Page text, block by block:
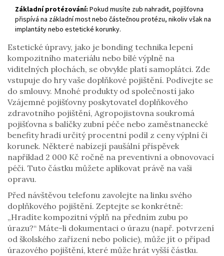
Základní protézování: Pokud musíte zub nahradit, pojišťovna
přispívá na základní most nebo částečnou protézu, nikoliv však na
implantáty nebo estetické korunky.
Estetické úpravy, jako je bonding technika lepení
kompozitního materiálu nebo bílé výplně na
viditelných plochách, se obvykle platí samoplátci. Zde
vstupuje do hry vaše doplňkové pojištění. Podívejte se
do smlouvy. Mnohé produkty od společností jako
Vzájemné pojišťovny poskytovatel doplňkového
zdravotního pojištění, Agropojistovna soukromá
pojišťovna s balíčky zubní péče nebo zaměstnanecké
benefity hradí určitý procentní podíl z ceny výplní či
korunek. Některé nabízejí paušální příspěvek
například 2 000 Kč ročně na preventivní a obnovovací
péči. Tuto částku můžete aplikovat právě na vaši
opravu.
Před návštěvou telefonu zavolejte na linku svého
doplňkového pojištění. Zeptejte se konkrétně:
„Hradíte kompozitní výplň na předním zubu po
úrazu?“ Máte-li dokumentaci o úrazu (např. potvrzení
od školského zařízení nebo policie), může jít o případ
úrazového pojištění, které může hrát vyšší částku.